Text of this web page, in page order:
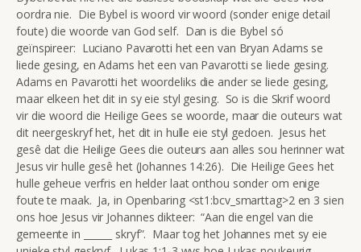
oordra nie. Die Bybel is woord vir woord (sonder enige detail
foute) die woorde van God self. Dan is die Bybel só
geïnspireer: Luciano Pavarotti het een van Bryan Adams se
liede gesing, en Adams het een van Pavarotti se liede gesing.
Adams en Pavarotti het woordeliks die ander se liede gesing,
maar elkeen het dit in sy eie styl gesing. So is die Skrif woord
vir die woord die Heilige Gees se woorde, maar die outeurs wat
dit neergeskryf het, het dit in hulle eie styl gedoen. Jesus het
gesê dat die Heilige Gees die outeurs aan alles sou herinner wat
Jesus vir hulle gesê het (Johannes 14:26). Die Heilige Gees het
hulle geheue verfris en helder laat onthou sonder om enige
foute te maak. Ja, in Openbaring <st1:bcv_smarttag>2 en 3 sien
ons hoe Jesus vir Johannes dikteer: “Aan die engel van die
gemeente in ______ skryf”. Maar tog het Johannes met sy eie